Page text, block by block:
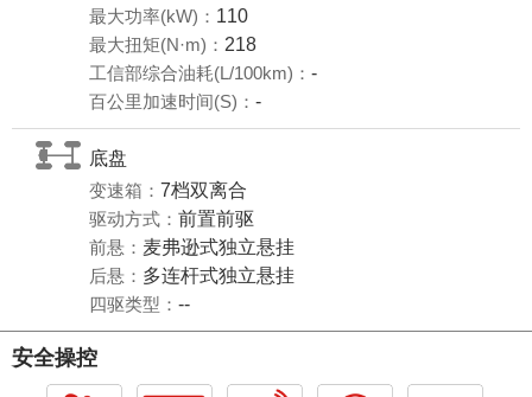
最大功率(kW)： 110
最大扭矩(N·m)： 218
工信部综合油耗(L/100km)： -
百公里加速时间(S)： -
底盘
变速箱： 7档双离合
驱动方式： 前置前驱
前悬： 麦弗逊式独立悬挂
后悬： 多连杆式独立悬挂
四驱类型： --
安全操控